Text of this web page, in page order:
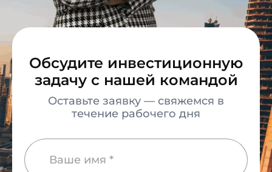
Обсудите инвестиционную
задачу с нашей командой
Оставьте заявку — свяжемся в
течение рабочего дня